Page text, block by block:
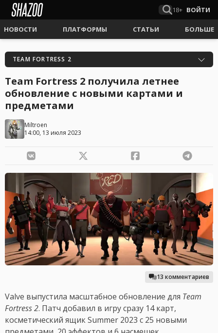
18+ ВОЙТИ
НОВОСТИ ПЛАТФОРМЫ СТАТЬИ БОЛЬШЕ
TEAM FORTRESS 2
Team Fortress 2 получила летнее
обновление с новыми картами и
предметами
Miltroen
14:00, 13 июля 2023
13 комментариев
Valve выпустила масштабное обновление для Team
Fortress 2. Патч добавил в игру сразу 14 карт,
косметический ящик Summer 2023 с 25 новыми